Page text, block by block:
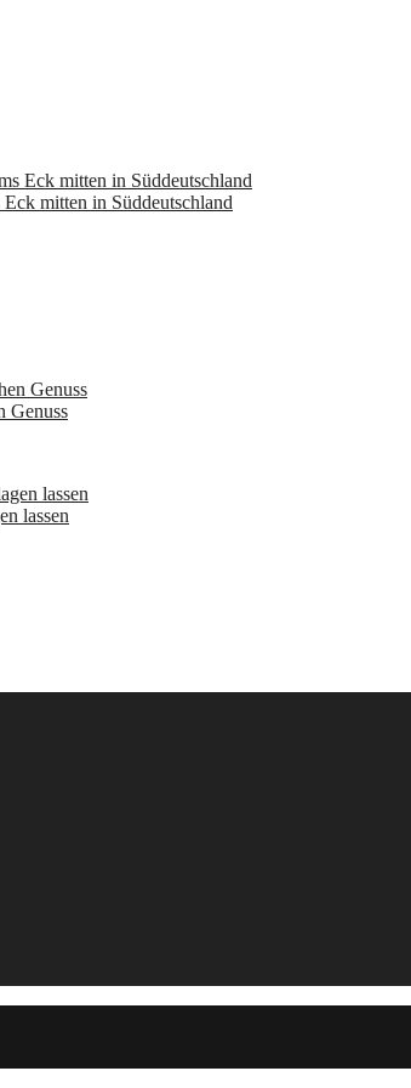
mitten in Süddeutschland
Genuss
lassen